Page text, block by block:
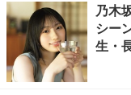
乃木
シー
生・